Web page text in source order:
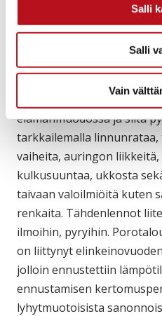
Salli
Salli
Vain
riskialtista, sillä suuttunut
laskeutua alas ja tappaa
Säätä saatettiin ennustaa
Sää oli hallitseva ja
elämänmuodossa ja siitä
tarkkailemalla
vaiheita, auringon
kulkusuuntaa, ukkosta
taivaan valoilmiöitä kuten
renkaita. Tähdenlennot
ilmoihin, pyryihin.
on liittynyt
jolloin ennustettiin
ennustamisen
lyhytmuotoisista